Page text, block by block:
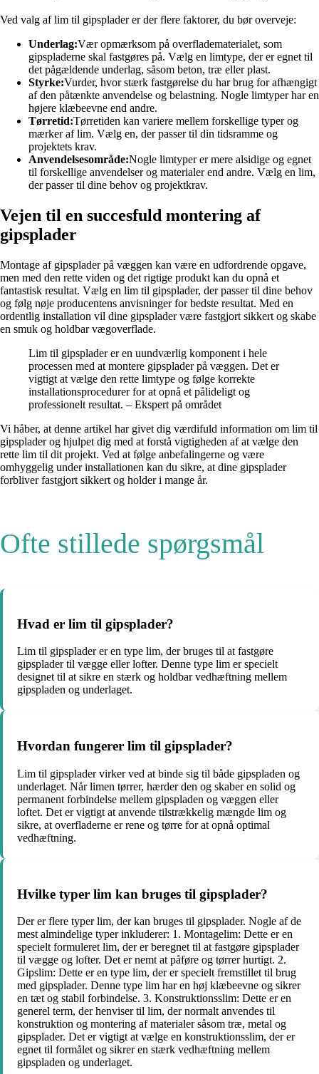
Ved valg af lim til gipsplader er der flere faktorer, du bør overveje:
Underlag:Vær opmærksom på overfladematerialet, som
gipspladerne skal fastgøres på. Vælg en limtype, der er egnet til
det pågældende underlag, såsom beton, træ eller plast.
Styrke:Vurder, hvor stærk fastgørelse du har brug for afhængigt
af den påtænkte anvendelse og belastning. Nogle limtyper har en
højere klæbeevne end andre.
Tørretid:Tørretiden kan variere mellem forskellige typer og
mærker af lim. Vælg en, der passer til din tidsramme og
projektets krav.
Anvendelsesområde:Nogle limtyper er mere alsidige og egnet
til forskellige anvendelser og materialer end andre. Vælg en lim,
der passer til dine behov og projektkrav.
Vejen til en succesfuld montering af
gipsplader
Montage af gipsplader på væggen kan være en udfordrende opgave,
men med den rette viden og det rigtige produkt kan du opnå et
fantastisk resultat. Vælg en lim til gipsplader, der passer til dine behov
og følg nøje producentens anvisninger for bedste resultat. Med en
ordentlig installation vil dine gipsplader være fastgjort sikkert og skabe
en smuk og holdbar vægoverflade.
Lim til gipsplader er en uundværlig komponent i hele
processen med at montere gipsplader på væggen. Det er
vigtigt at vælge den rette limtype og følge korrekte
installationsprocedurer for at opnå et pålideligt og
professionelt resultat. – Ekspert på området
Vi håber, at denne artikel har givet dig værdifuld information om lim til
gipsplader og hjulpet dig med at forstå vigtigheden af at vælge den
rette lim til dit projekt. Ved at følge anbefalingerne og være
omhyggelig under installationen kan du sikre, at dine gipsplader
forbliver fastgjort sikkert og holder i mange år.
Ofte stillede spørgsmål
Hvad er lim til gipsplader?
Lim til gipsplader er en type lim, der bruges til at fastgøre
gipsplader til vægge eller lofter. Denne type lim er specielt
designet til at sikre en stærk og holdbar vedhæftning mellem
gipspladen og underlaget.
Hvordan fungerer lim til gipsplader?
Lim til gipsplader virker ved at binde sig til både gipspladen og
underlaget. Når limen tørrer, hærder den og skaber en solid og
permanent forbindelse mellem gipspladen og væggen eller
loftet. Det er vigtigt at anvende tilstrækkelig mængde lim og
sikre, at overfladerne er rene og tørre for at opnå optimal
vedhæftning.
Hvilke typer lim kan bruges til gipsplader?
Der er flere typer lim, der kan bruges til gipsplader. Nogle af de
mest almindelige typer inkluderer: 1. Montagelim: Dette er en
specielt formuleret lim, der er beregnet til at fastgøre gipsplader
til vægge og lofter. Det er nemt at påføre og tørrer hurtigt. 2.
Gipslim: Dette er en type lim, der er specielt fremstillet til brug
med gipsplader. Denne type lim har en høj klæbeevne og sikrer
en tæt og stabil forbindelse. 3. Konstruktionsslim: Dette er en
generel term, der henviser til lim, der normalt anvendes til
konstruktion og montering af materialer såsom træ, metal og
gipsplader. Det er vigtigt at vælge en konstruktionsslim, der er
egnet til formålet og sikrer en stærk vedhæftning mellem
gipspladen og underlaget.